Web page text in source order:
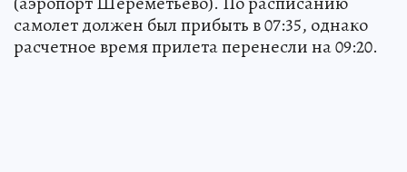
самолет должен был прибыть в 07:35, однако
расчетное время прилета перенесли на 09:20.